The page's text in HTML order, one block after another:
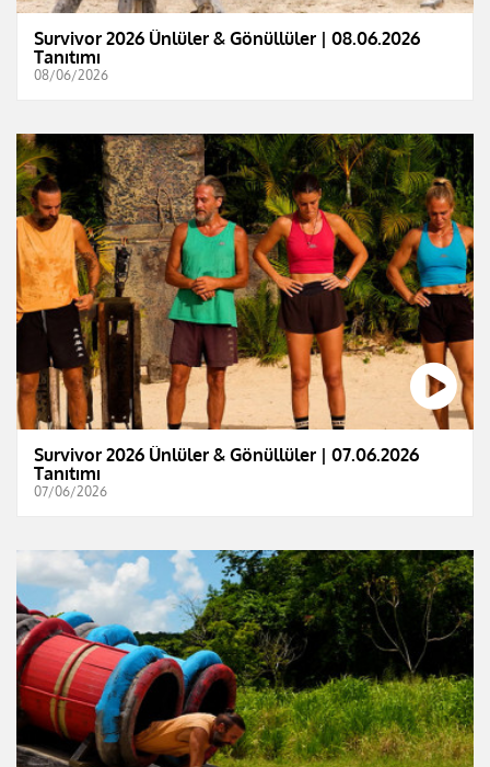
Survivor 2026 Ünlüler & Gönüllüler | 08.06.2026
Tanıtımı
08/06/2026
Survivor 2026 Ünlüler & Gönüllüler | 07.06.2026
Tanıtımı
07/06/2026